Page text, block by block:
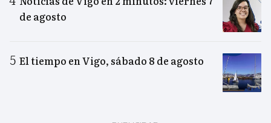
de agosto
El tiempo en Vigo, sábado 8 de agosto